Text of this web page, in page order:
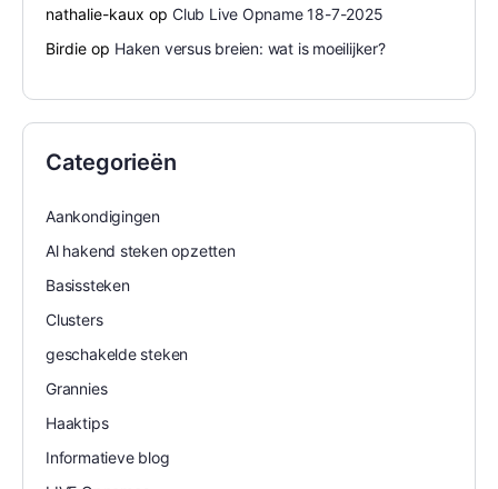
nathalie-kaux op Club Live Opname 18-7-2025
Birdie op Haken versus breien: wat is moeilijker?
Categorieën
Aankondigingen
Al hakend steken opzetten
Basissteken
Clusters
geschakelde steken
Grannies
Haaktips
Informatieve blog